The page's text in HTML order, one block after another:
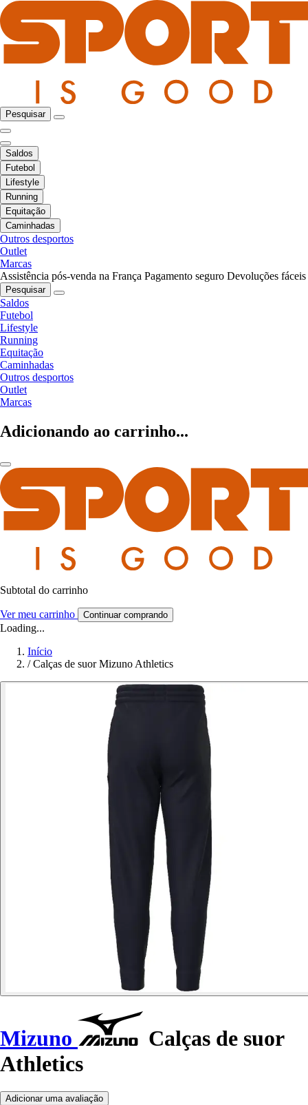
Pesquisar
Saldos
Futebol
Lifestyle
Running
Equitação
Caminhadas
Outros desportos
Outlet
Marcas
Assistência pós-venda na França Pagamento seguro Devoluções fáceis
Pesquisar
Saldos
Futebol
Lifestyle
Running
Equitação
Caminhadas
Outros desportos
Outlet
Marcas
Adicionando ao carrinho...
Subtotal do carrinho
Ver meu carrinho Continuar comprando
Loading...
Início
/ Calças de suor Mizuno Athletics
Mizuno
Calças de suor
Athletics
Adicionar uma avaliação